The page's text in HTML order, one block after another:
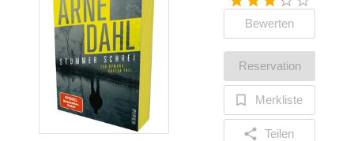
Bewerten
Reservation
Merkliste
Teilen